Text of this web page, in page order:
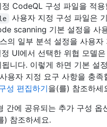
CodeQL 구성 파일을 적
사용자 지정 구성 파일은
scanning 기본 설정을 사
의 일부 분석 설정을 사용
UI에서 선택한 위협 모델
니다. 이렇게 하면 기본 설
용자 지정 요구 사항을 충족
성 편집하기을(를) 참조하세
간에 공유되는 추가 구성 옵
) 참조하세요.